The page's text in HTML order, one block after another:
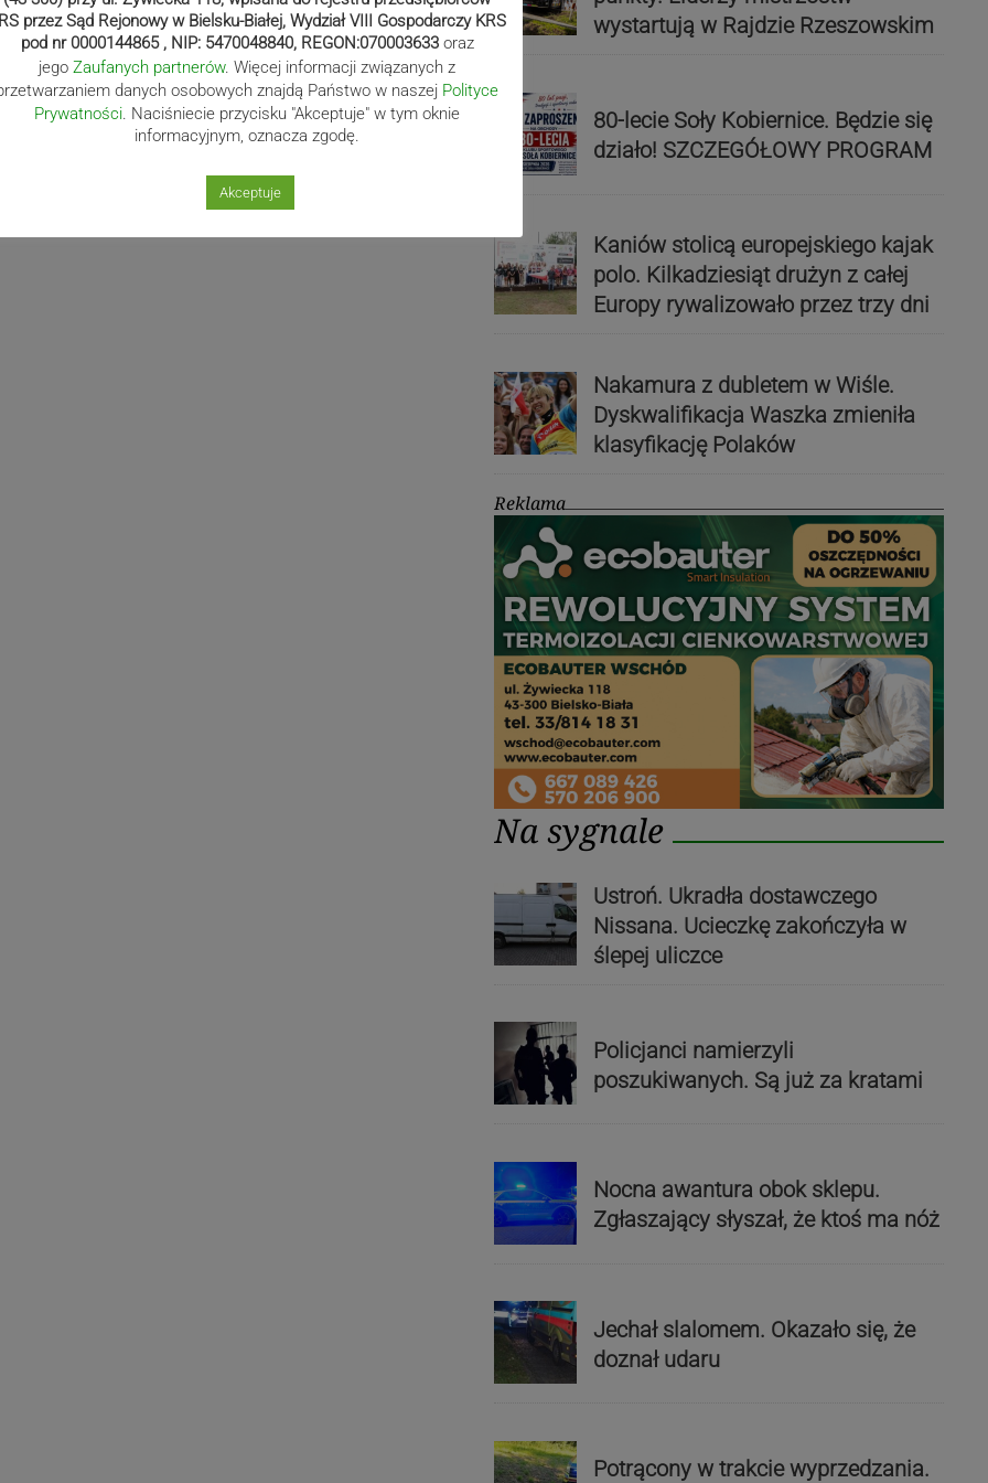
wystartują w Rajdzie Rzeszowskim
80-lecie Soły Kobiernice. Będzie się
działo! SZCZEGÓŁOWY PROGRAM
Kaniów stolicą europejskiego kajak
polo. Kilkadziesiąt drużyn z całej
Europy rywalizowało przez trzy dni
Nakamura z dubletem w Wiśle.
Dyskwalifikacja Waszka zmieniła
klasyfikację Polaków
Reklama
Na sygnale
Ustroń. Ukradła dostawczego
Nissana. Ucieczkę zakończyła w
ślepej uliczce
Policjanci namierzyli
poszukiwanych. Są już za kratami
Nocna awantura obok sklepu.
Zgłaszający słyszał, że ktoś ma nóż
Jechał slalomem. Okazało się, że
doznał udaru
Potrącony w trakcie wyprzedzania.
przez Sąd Rejonowy w Bielsku-Białej, Wydział VIII Gospodarczy KRS
pod nr 0000144865 , NIP: 5470048840, REGON:070003633 oraz
jego Zaufanych partnerów. Więcej informacji związanych z
danych osobowych znajdą Państwo w naszej Polityce
Prywatności . Naciśniecie przycisku "Akceptuje" w tym oknie
informacyjnym, oznacza zgodę.
Akceptuje